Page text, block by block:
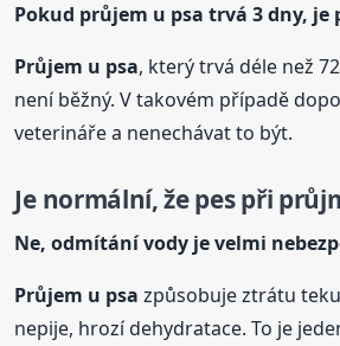
Pokud průjem u psa trvá 3 dny, je
Průjem u psa, který trvá déle než
není běžný. V takovém případě
veterináře a nenechávat to být.
Je normální, že pes při
Ne, odmítání vody je velmi
Průjem u psa způsobuje ztrátu
nepije, hrozí dehydratace. To je